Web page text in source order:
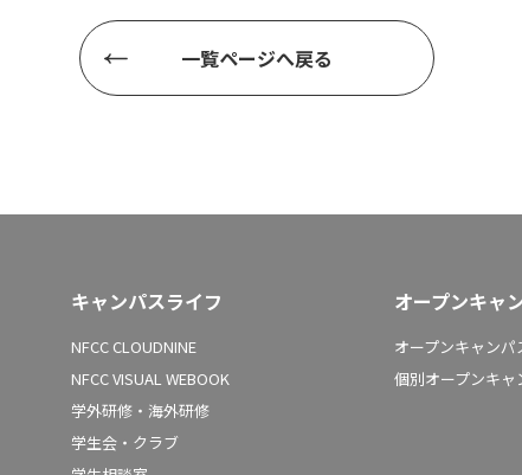
一覧ページへ戻る
キャンパスライフ
NFCC CLOUDNINE
NFCC VISUAL WEBOOK
学外研修・海外研修
学生会・クラブ
オープンキャ
オープンキャンパ
個別オープンキャ